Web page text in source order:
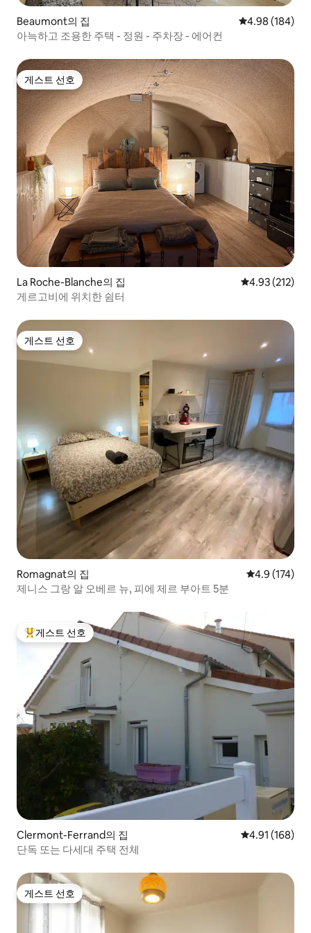
Beaumont의 집 평점 4.98점(5
4.98 (184)
아늑하고 조용한 주택 - 정원 - 주차장 - 에어컨
게스트 선호
게스트 선호
La Roche-Blanche의 집 평점 4.93점(5
4.93 (212)
게르고비에 위치한 쉼터
게스트 선호
게스트 선호
Romagnat의 집 평점 4.9점(5
4.9 (174)
제니스 그랑 알 오베르 뉴, 피에 제르 부아트 5분
상위 게스트 선호
게스트 선호
Clermont-Ferrand의 집 평점 4.91점(5
4.91 (168)
단독 또는 다세대 주택 전체
게스트 선호
게스트 선호